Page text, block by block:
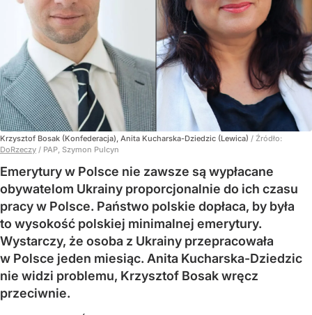
Krzysztof Bosak (Konfederacja), Anita Kucharska-Dziedzic (Lewica) / Źródło:
DoRzeczy / PAP, Szymon Pulcyn
Emerytury w Polsce nie zawsze są wypłacane
obywatelom Ukrainy proporcjonalnie do ich czasu
pracy w Polsce. Państwo polskie dopłaca, by była
to wysokość polskiej minimalnej emerytury.
Wystarczy, że osoba z Ukrainy przepracowała
w Polsce jeden miesiąc. Anita Kucharska-Dziedzic
nie widzi problemu, Krzysztof Bosak wręcz
przeciwnie.